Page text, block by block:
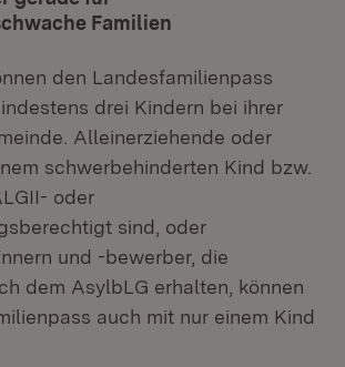
Familien
den Landesfamilienpass
drei Kindern bei ihrer
Alleinerziehende oder
schwerbehinderten Kind bzw.
oder
sind, oder
und -bewerber, die
dem AsylbLG erhalten, können
auch mit nur einem Kind